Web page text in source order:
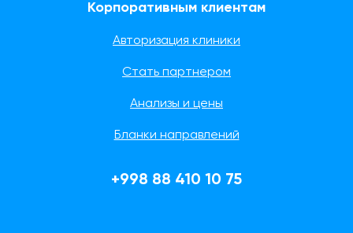
Корпоративным клиентам
Авторизация клиники
Стать партнером
Анализы и цены
Бланки направлений
+998 88 410 10 75